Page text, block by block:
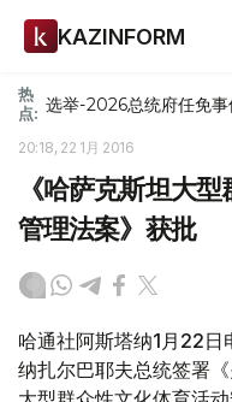
KAZINFORM
热
点: 选举-2026总统府任免
20:18, 22 1月 2016
《哈萨克斯坦大
管理法案》获批
哈通社阿斯塔纳1月22日
纳扎尔巴耶夫总统签署